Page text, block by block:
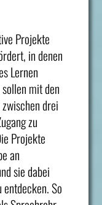
Projekte
in denen
Lernen
mit den
drei
zu
Projekte
an
sie dabei
So